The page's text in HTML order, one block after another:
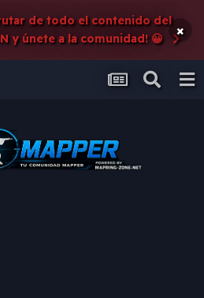
de todo el contenido del
y únete a la comunidad! 😀
×